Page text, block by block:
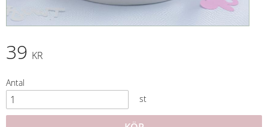
39 KR
Antal
st